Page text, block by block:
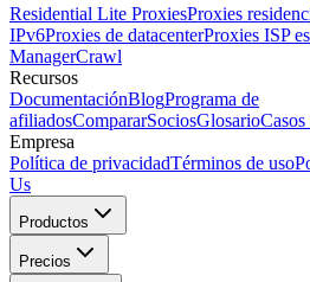
Residential Lite ProxiesProxies
IPv6Proxies de datacenterProxies ISP
ManagerCrawl
Recursos
DocumentaciónBlogPrograma de
afiliadosCompararSociosGlosarioCasos
Empresa
Política de privacidadTérminos de uso
Us
Productos
Precios